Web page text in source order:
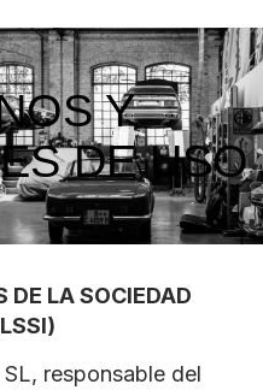
Y
DE USO
DE LA SOCIEDAD
responsable del